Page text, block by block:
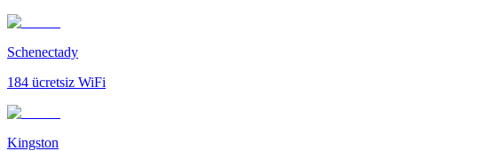
Schenectady
184 ücretsiz WiFi
Kingston